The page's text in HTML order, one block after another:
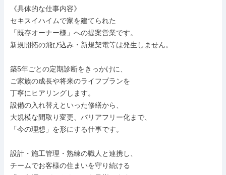
《具体的な仕事内容》
セキスイハイムで家を建てられた
「既存オーナー様」への提案営業です。
新規開拓の飛び込み・新規架電等は発生しません。
築5年ごとの定期診断をきっかけに、
ご家族の成長や将来のライフプランを
丁寧にヒアリングします。
設備の入れ替えといった修繕から、
大規模な間取り変更、バリアフリー化まで、
「今の理想」を形にする仕事です。
設計・施工管理・熟練の職人と連携し、
チームでお客様の住まいを守り続ける